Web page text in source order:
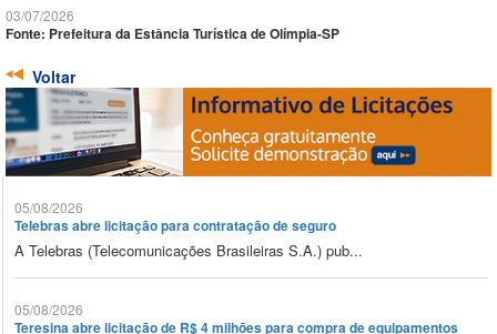
03/07/2026
Fonte: Prefeitura da Estância Turística de Olímpia-SP
Voltar
05/08/2026
Telebras abre licitação para contratação de seguro
A Telebras (Telecomunicações Brasileiras S.A.) pub...
05/08/2026
Teresina abre licitação de R$ 4 milhões para compra de equipamentos